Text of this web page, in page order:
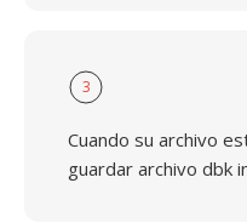
3
Cuando su archivo
guardar archivo dbk